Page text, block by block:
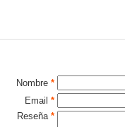
Nombre *
Email *
Reseña *